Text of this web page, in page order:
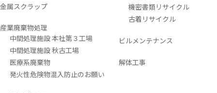
金属スクラップ
産業廃棄物処理
中間処理施設 本社第３工場
中間処理施設 秋古工場
医療系廃棄物
発火性危険物混入防止のお願い
機密書類リサイクル
古着リサイクル
ビルメンテナンス
解体工事